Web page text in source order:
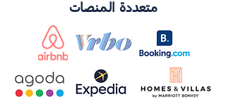
متعددة المنصات